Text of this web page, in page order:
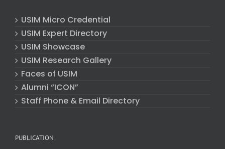
USIM Micro Credential
USIM Expert Directory
USIM Showcase
USIM Research Gallery
Faces of USIM
Alumni “ICON”
Staff Phone & Email Directory
PUBLICATION